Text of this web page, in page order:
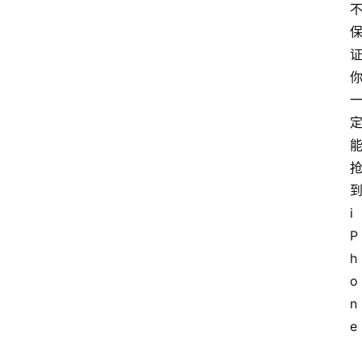
不
保
证
你
一
定
能
抢
到
i
P
h
o
n
e